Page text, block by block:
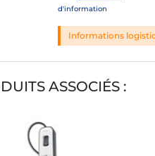
d'information
Informations
ASSOCIÉS :